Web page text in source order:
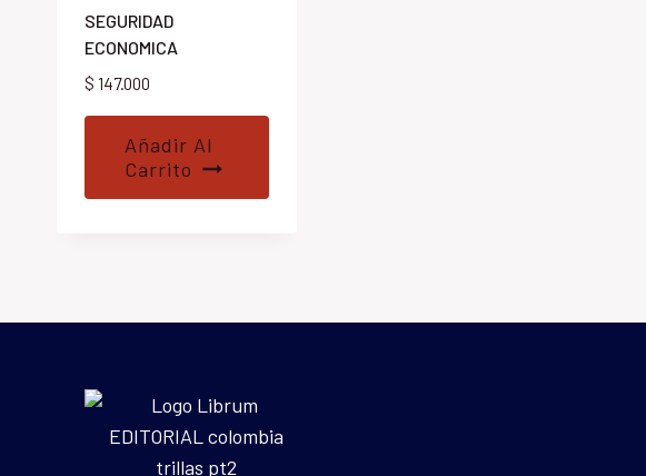
SEGURIDAD
ECONOMICA
$ 147.000
Añadir Al
Carrito